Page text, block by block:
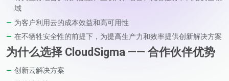
域
为客户利用云的成本效益和高可用性
在不牺牲安全性的前提下，为提高生产力和效率提供创新解决方案
为什么选择 CloudSigma —— 合作伙伴优势
创新云解决方案